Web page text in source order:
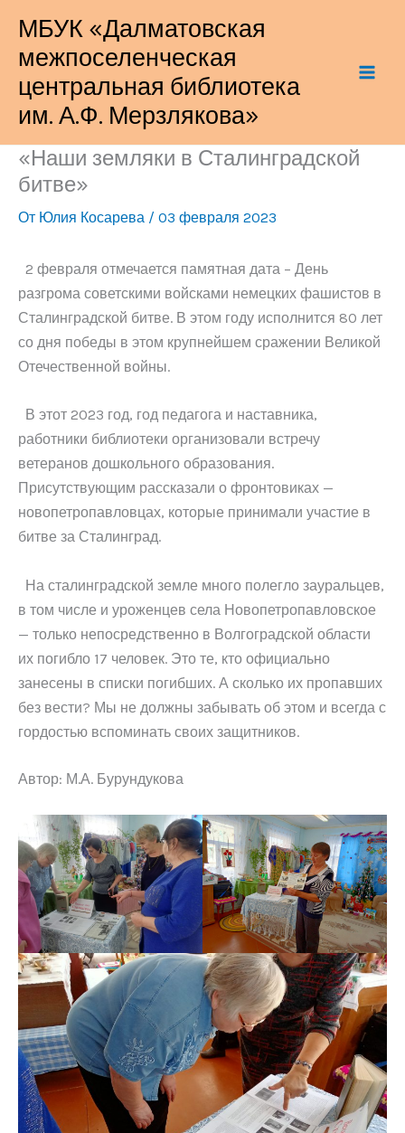
содержимому
МБУК «Далматовская
межпоселенческая
центральная библиотека
им. А.Ф. Мерзлякова»
«Наши земляки в Сталинградской
битве»
От Юлия Косарева / 03 февраля 2023
2 февраля отмечается памятная дата – День
разгрома советскими войсками немецких фашистов в
Сталинградской битве. В этом году исполнится 80 лет
со дня победы в этом крупнейшем сражении Великой
Отечественной войны.
В этот 2023 год, год педагога и наставника,
работники библиотеки организовали встречу
ветеранов дошкольного образования.
Присутствующим рассказали о фронтовиках —
новопетропавловцах, которые принимали участие в
битве за Сталинград.
На сталинградской земле много полегло зауральцев,
в том числе и уроженцев села Новопетропавловское
— только непосредственно в Волгоградской области
их погибло 17 человек. Это те, кто официально
занесены в списки погибших. А сколько их пропавших
без вести? Мы не должны забывать об этом и всегда с
гордостью вспоминать своих защитников.
Автор: М.А. Бурундукова